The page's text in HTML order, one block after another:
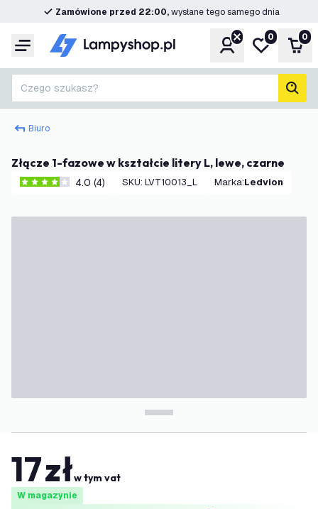
Zamówione przed 22:00,wysłane tego samego dnia
Menu KontoMoja lista
0 0
Czego szukasz?
Biuro
Złącze 1-fazowe w kształcie litery L, lewe, czarne
4 Gwiazdki oceny
4.0 (4) SKU: LVT10013_L Marka: Ledvion
17złw tym vat
W magazynie